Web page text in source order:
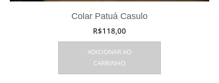
Colar Patuá Casulo
R$118,00
ADICIONAR AO
CARRINHO